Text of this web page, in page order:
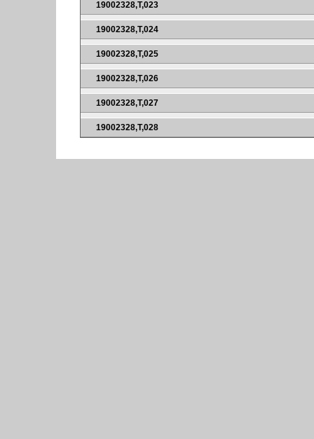
19002328,T,023
19002328,T,024
19002328,T,025
19002328,T,026
19002328,T,027
19002328,T,028